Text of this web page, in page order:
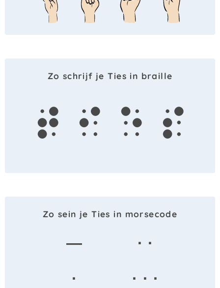
Zo schrijf je Ties in braille
t i e s
Zo sein je Ties in morsecode
—
· ·
·
· · ·